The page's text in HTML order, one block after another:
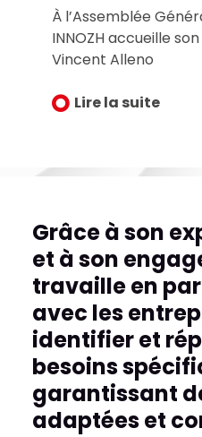
À l’Assemblée
INNOZH accueille
Vincent Alleno
Lire la suite
Grâce à son
et à son
travaille en
avec les
identifier et
besoins
garantissant
adaptées et